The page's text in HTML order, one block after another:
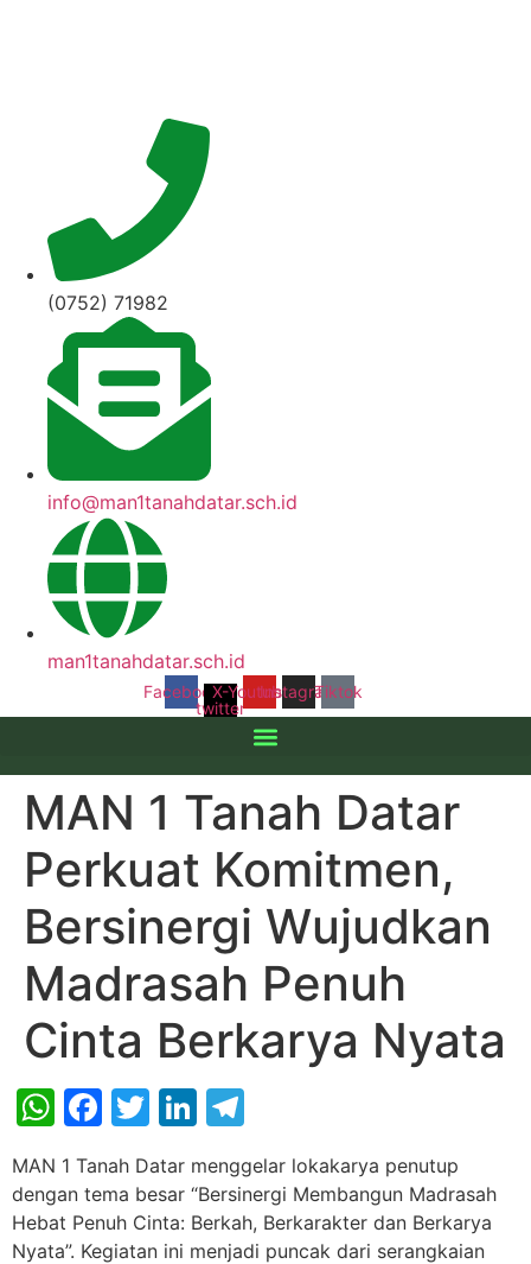
(0752) 71982
info@man1tanahdatar.sch.id
man1tanahdatar.sch.id
FacebookX-
twitter
YoutubeInstagramTiktok
MAN 1 Tanah Datar
Perkuat Komitmen,
Bersinergi Wujudkan
Madrasah Penuh
Cinta Berkarya Nyata
WhatsApp
Facebook
TwitterLinkedIn
MAN 1 Tanah Datar menggelar lokakarya penutup
dengan tema besar “Bersinergi Membangun Madrasah
Hebat Penuh Cinta: Berkah, Berkarakter dan Berkarya
Nyata”. Kegiatan ini menjadi puncak dari serangkaian